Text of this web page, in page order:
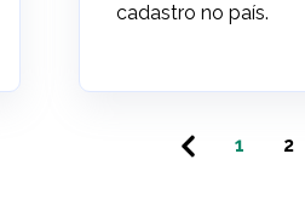
cadastro no país.
1 2